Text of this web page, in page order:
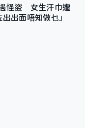
怪盜 女生汗巾遭
出面唔知做乜」